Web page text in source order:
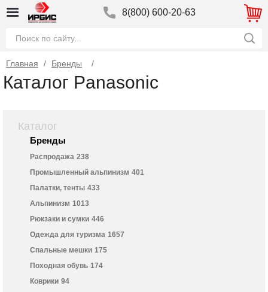
8(800) 600-20-63
Главная / Бренды
Каталог Panasonic
Каталог
Бренды
Распродажа 238
Промышленный альпинизм 401
Палатки, тенты 433
Альпинизм 1013
Рюкзаки и сумки 446
Одежда для туризма 1657
Спальные мешки 175
Походная обувь 174
Коврики 94